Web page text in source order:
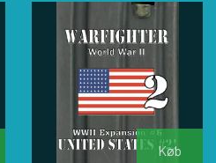
Køb